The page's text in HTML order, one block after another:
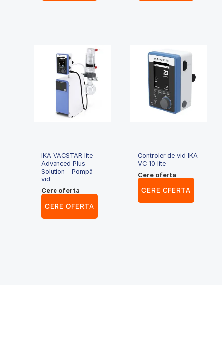
IKA VACSTAR lite
Advanced Plus
Solution – Pompă
vid
Cere oferta
CERE OFERTA
Controler de vid IKA
VC 10 lite
Cere oferta
CERE OFERTA